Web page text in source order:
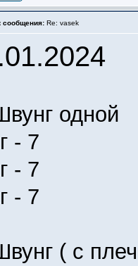
сообщения: Re: vasek
одной
- 7
- 7
- 7
( с